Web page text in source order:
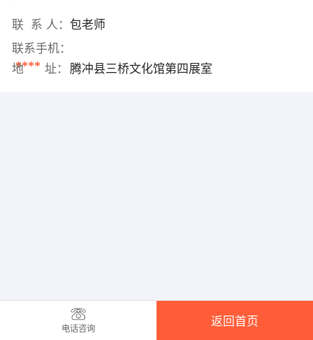
联 系 人： 包老师
联系手机：
****
地 址： 腾冲县三桥文化馆第四展室
电话咨询
返回首页